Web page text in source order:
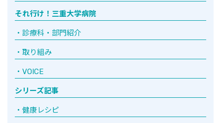
それ行け！三重大学病院
診療科・部門紹介
取り組み
VOICE
シリーズ記事
健康レシピ